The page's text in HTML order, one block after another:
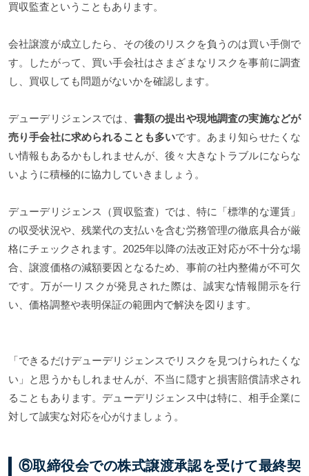
買収監査ということもあります。
会社譲渡が成立したら、その後のリスクを負うのは買い手側で
す。したがって、買い手会社はさまざまなリスクを事前に調査
し、買収しても問題がないかを確認します。
デューデリジェンスでは、 書類の提出や現地調査の実施などが
売り手会社に求められることも多いです。あまり知らせたくな
い情報もあるかもしれませんが、後々大きなトラブルにならな
いように積極的に協力していきましょう。
デューデリジェンス（買収監査）では、特に「標準的な運賃」
の収受状況や、残業代の支払いを含む労務管理の徹底具合が厳
格にチェックされます。2025年以降の法改正対応が不十分な場
合、譲渡価格の減額要因となるため、事前の社内整備が不可欠
です。万が一リスクが発見された際は、誠実な情報開示を行
い、価格調整や表明保証の範囲内で解決を図ります。
「できるだけデューデリジェンスでリスクを見つけられたくな
い」と思うかもしれませんが、不当に隠すと損害賠償請求され
ることもあります。デューデリジェンス中は特に、相手企業に
対して誠実な対応を心がけましょう。
⑥取締役会での株式譲渡承認を受けて最終契